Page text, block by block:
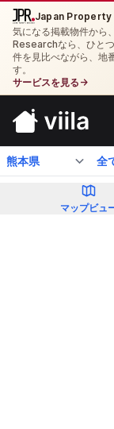
Japan Property
気になる掲載物件か
Researchなら、ひと
件を見比べながら、地
す。
サービスを見る →
航空写真
マップビュ